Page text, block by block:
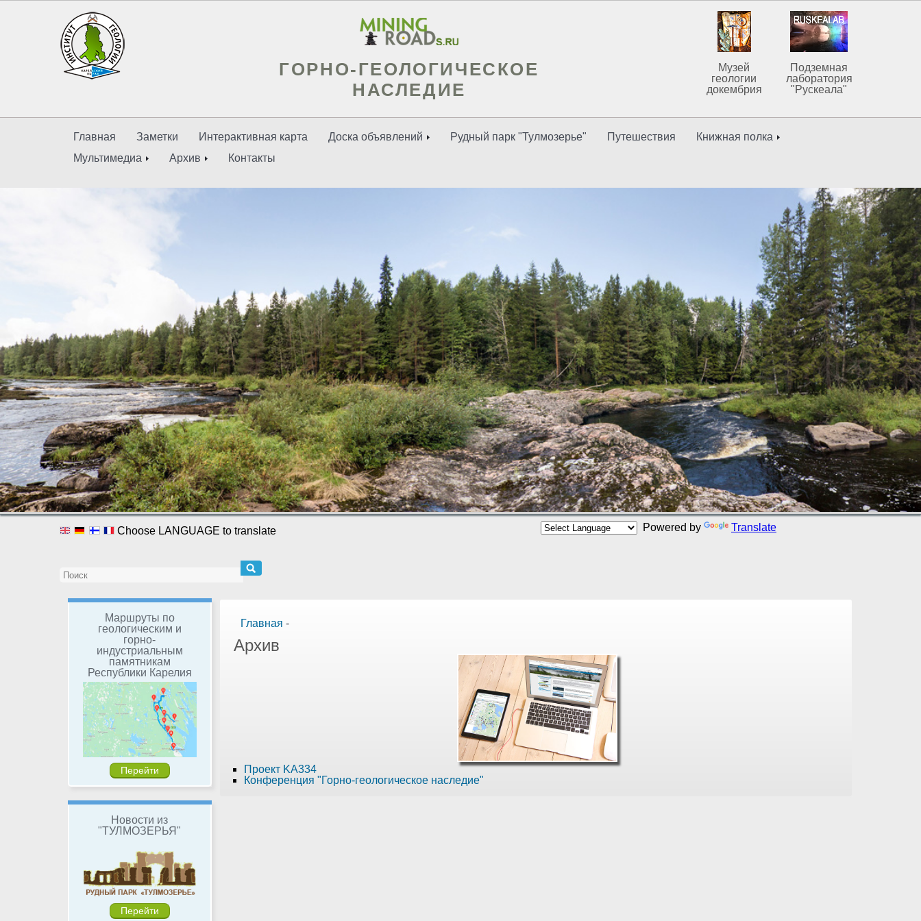
ГОРНО-ГЕОЛОГИЧЕСКОЕ
НАСЛЕДИЕ
Музей
геологии
докембрия
Подземная
лаборатория
"Рускеала"
Главная Заметки Интерактивная карта Доска объявлений Рудный парк "Тулмозерье" Путешествия
Книжная полка
Мультимедиа
Архив Контакты
Choose LANGUAGE to translate Powered by Translate
Маршруты по
геологическим и
горно-
индустриальным
памятникам
Республики Карелия
Перейти
Новости из
"ТУЛМОЗЕРЬЯ"
Перейти
Главная -
Архив
Проект KA334
Конференция "Горно-геологическое наследие"